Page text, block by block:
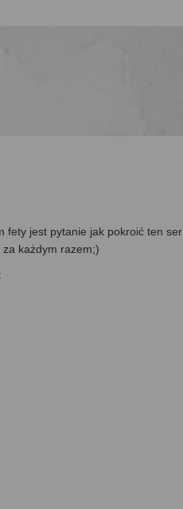
fety jest pytanie jak pokroić ten ser
za każdym razem;)